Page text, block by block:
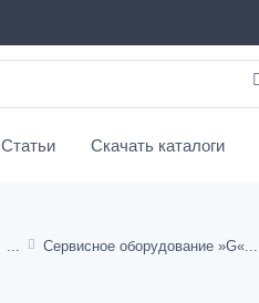
Статьи Скачать каталоги
Сервисное оборудование »G«